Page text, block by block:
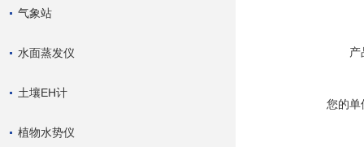
气象站
水面蒸发仪
土壤EH计
植物水势仪
产
您的单